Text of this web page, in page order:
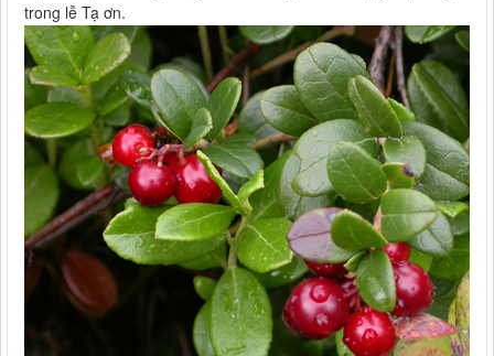
trong lễ Tạ ơn.